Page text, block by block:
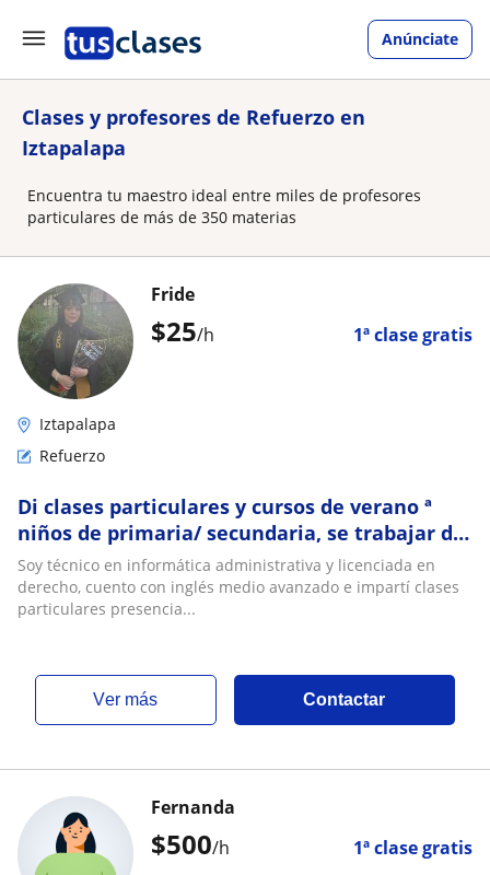
Anúnciate
Clases y profesores de Refuerzo en
Iztapalapa
Encuentra tu maestro ideal entre miles de profesores
particulares de más de 350 materias
$25/h 1ª clase gratis
Fride
Iztapalapa
Refuerzo
Di clases particulares y cursos de verano ª
niños de primaria/ secundaria, se trabajar de
la mano con ellos
Soy técnico en informática administrativa y licenciada en
derecho, cuento con inglés medio avanzado e impartí clases
particulares presencia...
ver más Contactar
$500/h 1ª clase gratis
Fernanda